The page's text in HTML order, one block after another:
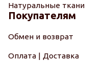
Натуральные ткани
Покупателям
Обмен и возврат
Оплата | Доставка